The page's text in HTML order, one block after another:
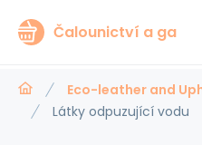
Čalounictví a ga
Eco-leather and
Látky odpuzující vodu